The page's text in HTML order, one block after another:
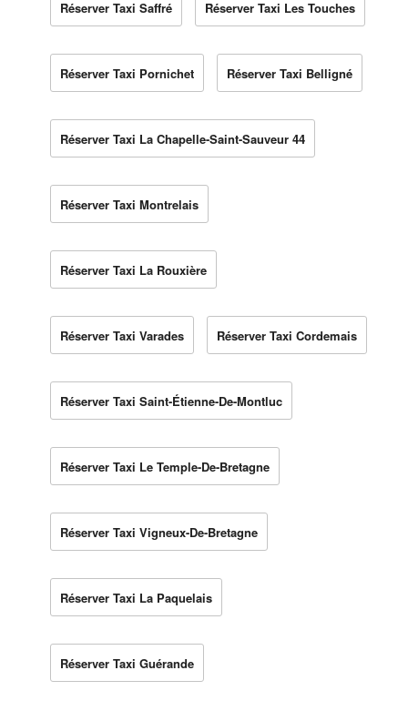
Réserver Taxi Saffré Réserver Taxi Les Touches
Réserver Taxi Pornichet Réserver Taxi Belligné
Réserver Taxi La Chapelle-Saint-Sauveur 44
Réserver Taxi Montrelais
Réserver Taxi La Rouxière
Réserver Taxi Varades Réserver Taxi Cordemais
Réserver Taxi Saint-Étienne-De-Montluc
Réserver Taxi Le Temple-De-Bretagne
Réserver Taxi Vigneux-De-Bretagne
Réserver Taxi La Paquelais
Réserver Taxi Guérande